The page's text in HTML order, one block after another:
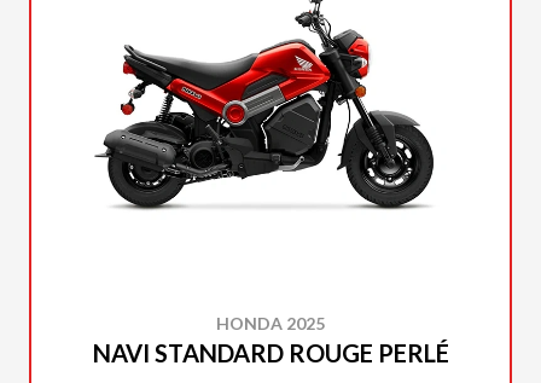
HONDA 2025
NAVI STANDARD ROUGE PERLÉ